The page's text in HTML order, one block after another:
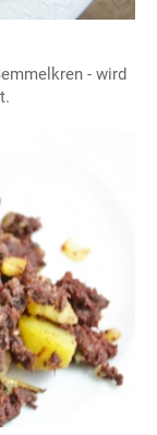
- wird